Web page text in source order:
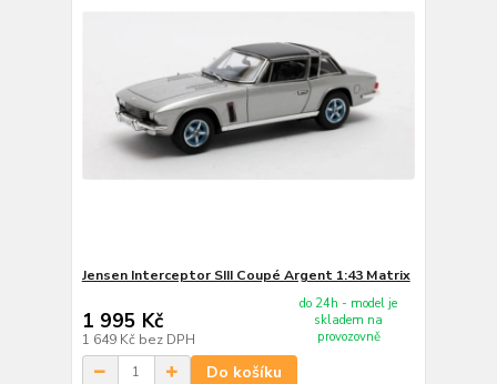
Jensen Interceptor SIII Coupé Argent 1:43 Matrix
1 995 Kč
1 649 Kč bez DPH
do 24h - model je
skladem na
provozovně
Do košíku